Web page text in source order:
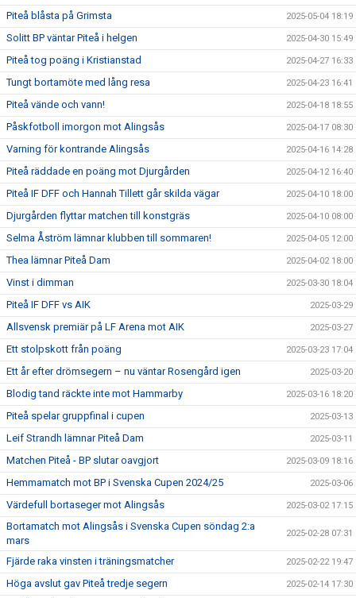
Piteå blåsta på Grimsta 2025-05-04 18:19
Solitt BP väntar Piteå i helgen 2025-04-30 15:49
Piteå tog poäng i Kristianstad 2025-04-27 16:33
Tungt bortamöte med lång resa 2025-04-23 16:41
Piteå vände och vann! 2025-04-18 18:55
Påskfotboll imorgon mot Alingsås 2025-04-17 08:30
Varning för kontrande Alingsås 2025-04-16 14:28
Piteå räddade en poäng mot Djurgården 2025-04-12 16:40
Piteå IF DFF och Hannah Tillett går skilda vägar 2025-04-10 18:00
Djurgården flyttar matchen till konstgräs 2025-04-10 08:00
Selma Åström lämnar klubben till sommaren! 2025-04-05 12:00
Thea lämnar Piteå Dam 2025-04-02 18:00
Vinst i dimman 2025-03-30 18:04
Piteå IF DFF vs AIK 2025-03-29
Allsvensk premiär på LF Arena mot AIK 2025-03-27
Ett stolpskott från poäng 2025-03-23 17:04
Ett år efter drömsegern – nu väntar Rosengård igen 2025-03-20
Blodig tand räckte inte mot Hammarby 2025-03-16 18:20
Piteå spelar gruppfinal i cupen 2025-03-13
Leif Strandh lämnar Piteå Dam 2025-03-11
Matchen Piteå - BP slutar oavgjort 2025-03-09 18:16
Hemmamatch mot BP i Svenska Cupen 2024/25 2025-03-06
Värdefull bortaseger mot Alingsås 2025-03-02 17:15
Bortamatch mot Alingsås i Svenska Cupen söndag 2:a
mars
2025-02-28 07:31
Fjärde raka vinsten i träningsmatcher 2025-02-22 19:47
Höga avslut gav Piteå tredje segern 2025-02-14 17:30